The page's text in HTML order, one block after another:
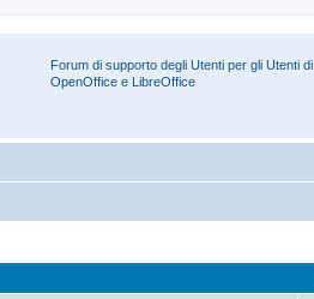
Forum di supporto degli Utenti per gli Utenti di
OpenOffice e LibreOffice